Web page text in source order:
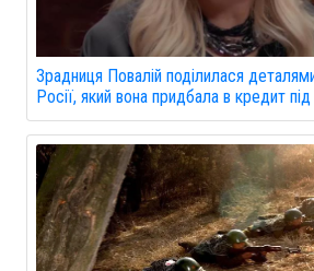
Зрадниця Повалій поділилася
Росії, який вона придбала в кредит під